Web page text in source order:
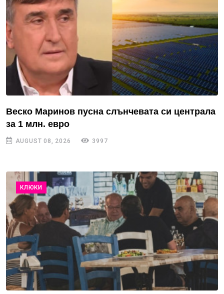
Веско Маринов пусна слънчевата си централа
за 1 млн. евро
AUGUST 08, 2026 3997
КЛЮКИ